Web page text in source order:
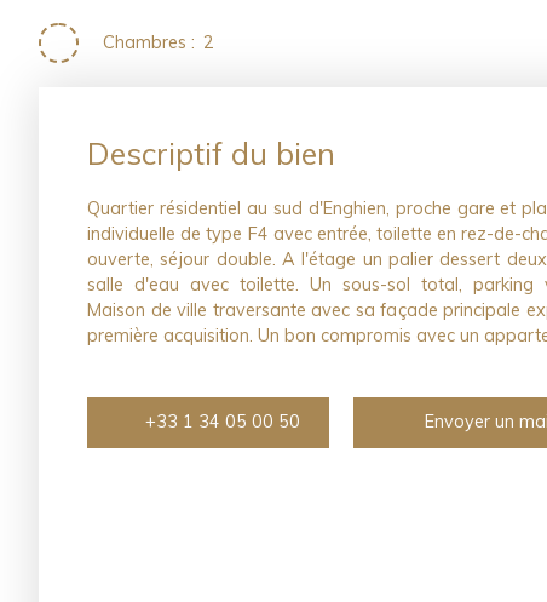
Chambres : 2
Descriptif du bien
Quartier résidentiel au sud d'Enghien, proche gare et
individuelle de type F4 avec entrée, toilette en rez-de-
ouverte, séjour double. A l'étage un palier dessert
salle d'eau avec toilette. Un sous-sol total, parking
Maison de ville traversante avec sa façade principale
première acquisition. Un bon compromis avec un
+33 1 34 05 00 50 Envoyer un mail